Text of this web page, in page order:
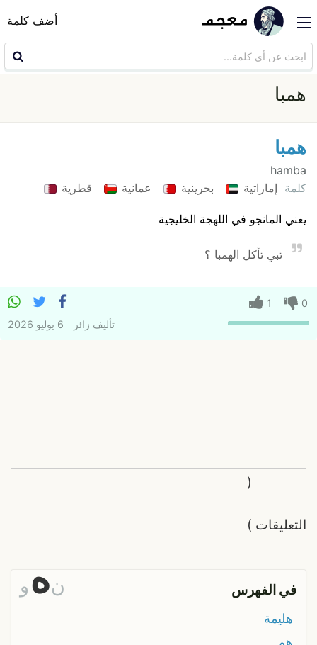
أضف كلمة
همبا
همبا
hamba
كلمة إماراتية بحرينية عمانية قطرية
يعني المانجو في اللهجة الخليجية
تبي تأكل الهمبا ؟
0
1
تأليف زائر 6 يوليو 2026
التعليقات
(
)
في الفهرس نهو
هليمة
هم